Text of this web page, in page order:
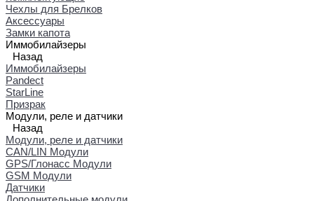
Чехлы для Брелков
Аксессуары
Замки капота
Иммобилайзеры
Назад
Иммобилайзеры
Pandect
StarLine
Призрак
Модули, реле и датчики
Назад
Модули, реле и датчики
CAN/LIN Модули
GPS/Глонасс Модули
GSM Модули
Датчики